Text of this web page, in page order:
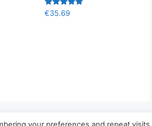
Valorado
con
€35.69